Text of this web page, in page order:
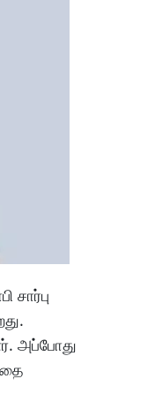
அப்போது